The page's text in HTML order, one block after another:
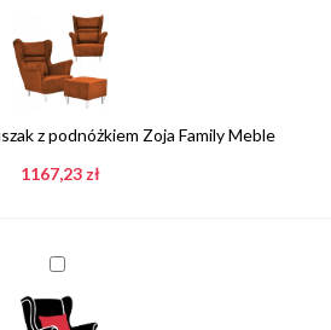
uszak
z
podnóżkiem
Zoja
Meble
z podnóżkiem Zoja Family Meble
1167,23zł
Poduszka
kolorze